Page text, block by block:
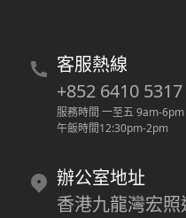
客服熱線
+852 6410 5317
服務時間 一至五 9am-6pm
午飯時間12:30pm-2pm
辦公室地址
香港九龍灣宏